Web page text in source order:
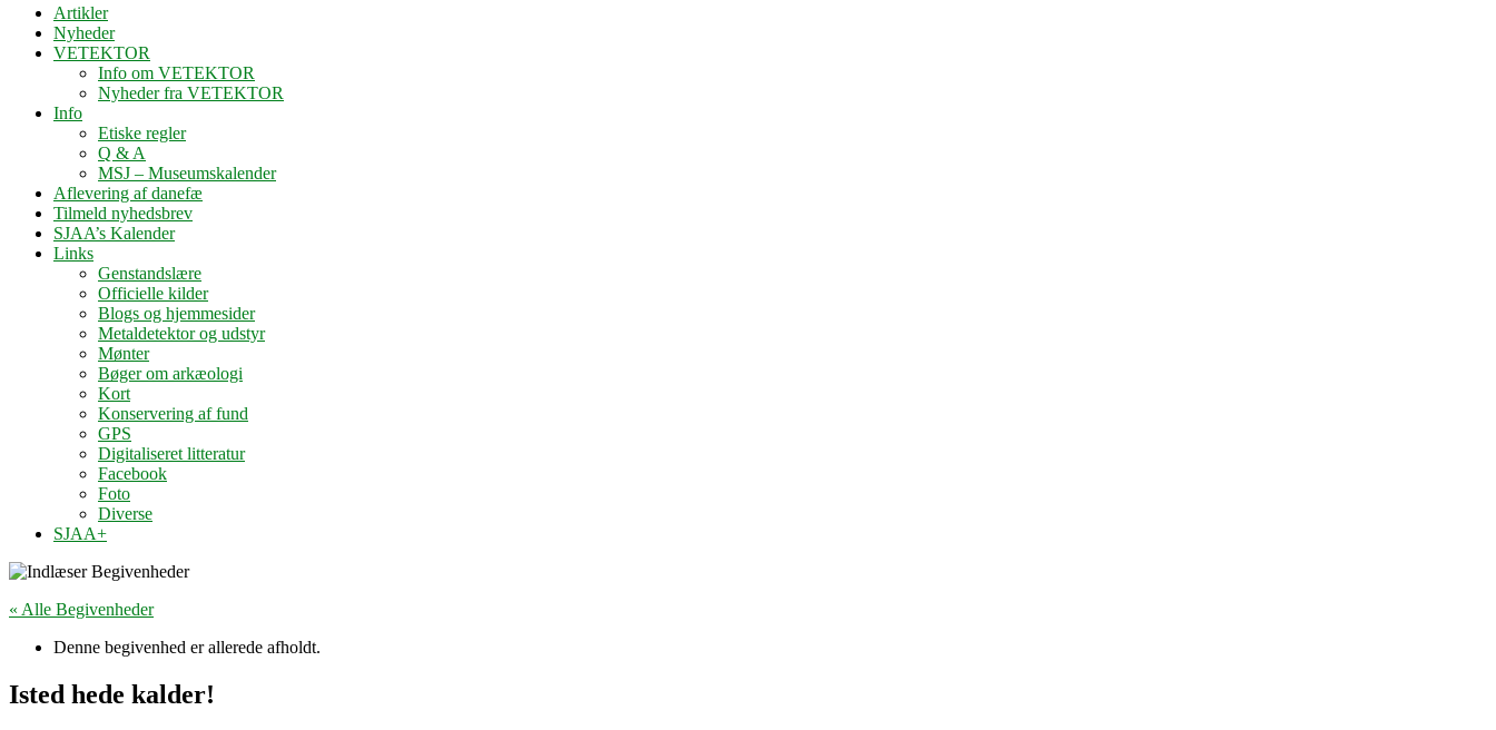
Artikler
Nyheder
VETEKTOR
Info om VETEKTOR
Nyheder fra VETEKTOR
Info
Etiske regler
Q & A
MSJ – Museumskalender
Aflevering af danefæ
Tilmeld nyhedsbrev
SJAA’s Kalender
Links
Genstandslære
Officielle kilder
Blogs og hjemmesider
Metaldetektor og udstyr
Mønter
Bøger om arkæologi
Kort
Konservering af fund
GPS
Digitaliseret litteratur
Facebook
Foto
Diverse
SJAA+
« Alle Begivenheder
Denne begivenhed er allerede afholdt.
Isted hede kalder!